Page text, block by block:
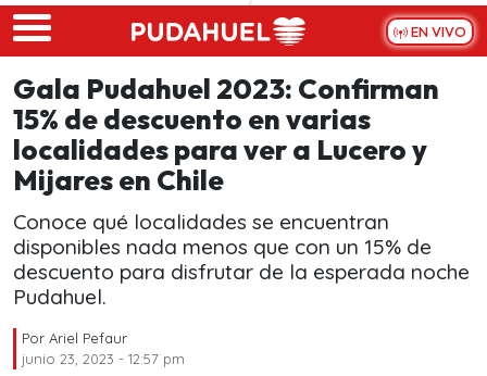
Skip to main content
EN VIVO
Gala Pudahuel 2023: Confirman
15% de descuento en varias
localidades para ver a Lucero y
Mijares en Chile
Conoce qué localidades se encuentran
disponibles nada menos que con un 15% de
descuento para disfrutar de la esperada noche
Pudahuel.
Por Ariel Pefaur
junio 23, 2023 - 12:57 pm